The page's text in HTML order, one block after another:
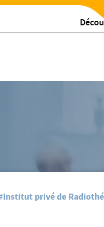
d’un cancer du poumon
/Impact des embolies
privé de